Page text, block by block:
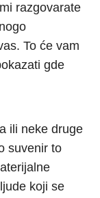
razgovarate
To će vam
gde
ili neke druge
suvenir to
koji se